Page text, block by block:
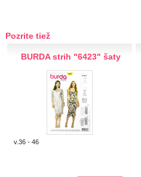
Látky-metráž
Lemovky
Nášivky a Nažehlovačky
Nite a Priadze
Perie, pierka, perá
Pozrite tiež
BURDA strih "6423" šaty
v.36 - 46